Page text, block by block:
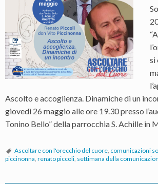
si
Ascolto e accoglienza. Dinamiche di un
giovedì 26 maggio alle ore 19.30 presso
Tonino Bello” della parrocchia S. Achille in
Ascoltare con l'orecchio del cuore, comunicazioni
piccinonna, renato piccoli, settimana della